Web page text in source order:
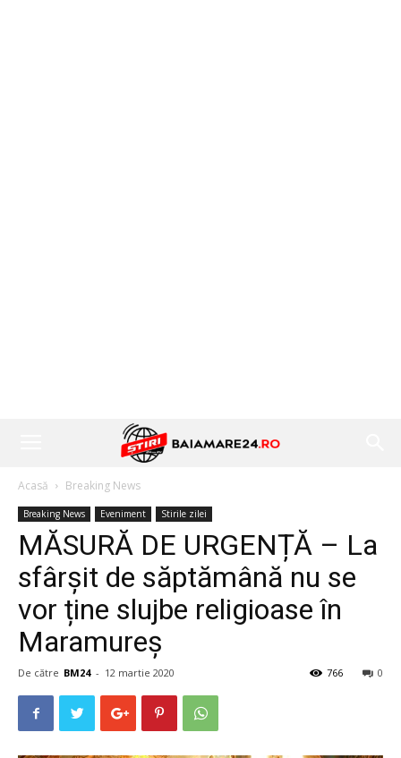
Acasă Breaking News
Breaking News Eveniment Stirile zilei
MĂSURĂ DE URGENȚĂ – La
sfârșit de săptămână nu se
vor ține slujbe religioase în
Maramureș
De către BM24 - 12 martie 2020 0
766